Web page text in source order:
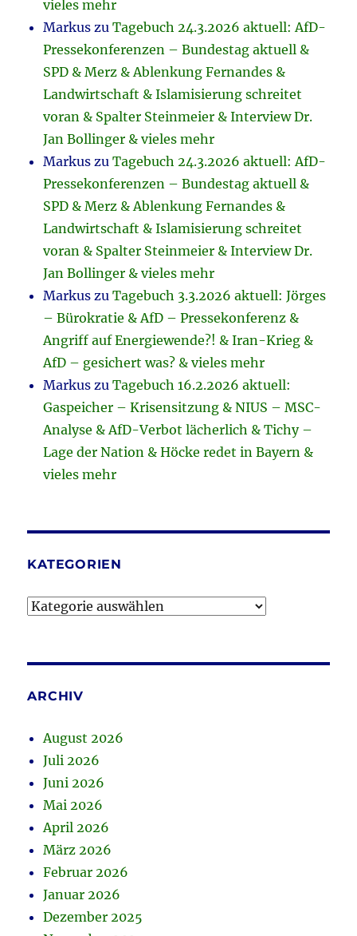
vieles mehr
Markus zuTagebuch 24.3.2026 aktuell: AfD-
Pressekonferenzen – Bundestag aktuell &
SPD & Merz & Ablenkung Fernandes &
Landwirtschaft & Islamisierung schreitet
voran & Spalter Steinmeier & Interview Dr.
Jan Bollinger & vieles mehr
Markus zuTagebuch 24.3.2026 aktuell: AfD-
Pressekonferenzen – Bundestag aktuell &
SPD & Merz & Ablenkung Fernandes &
Landwirtschaft & Islamisierung schreitet
voran & Spalter Steinmeier & Interview Dr.
Jan Bollinger & vieles mehr
Markus zuTagebuch 3.3.2026 aktuell: Jörges
– Bürokratie & AfD – Pressekonferenz &
Angriff auf Energiewende?! & Iran-Krieg &
AfD – gesichert was? & vieles mehr
Markus zuTagebuch 16.2.2026 aktuell:
Gaspeicher – Krisensitzung & NIUS – MSC-
Analyse & AfD-Verbot lächerlich & Tichy –
Lage der Nation & Höcke redet in Bayern &
vieles mehr
KATEGORIEN
Kategorien
ARCHIV
August 2026
Juli 2026
Juni 2026
Mai 2026
April 2026
März 2026
Februar 2026
Januar 2026
Dezember 2025